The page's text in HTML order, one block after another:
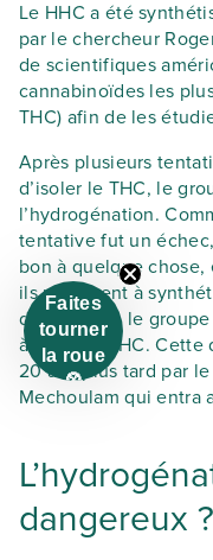
Le HHC a été
par le chercheur
de scientifiques
cannabinoïdes les
THC) afin de les
Après plusieurs
d’isoler le THC, le
l’hydrogénation.
tentative fut un
bon à quelque
ils réussirent à
découverte, le
à isoler le THC. Cette
20 ans plus tard par
Mechoulam qui entra
dangereux ?
Faites
tourner
la roue
🎡